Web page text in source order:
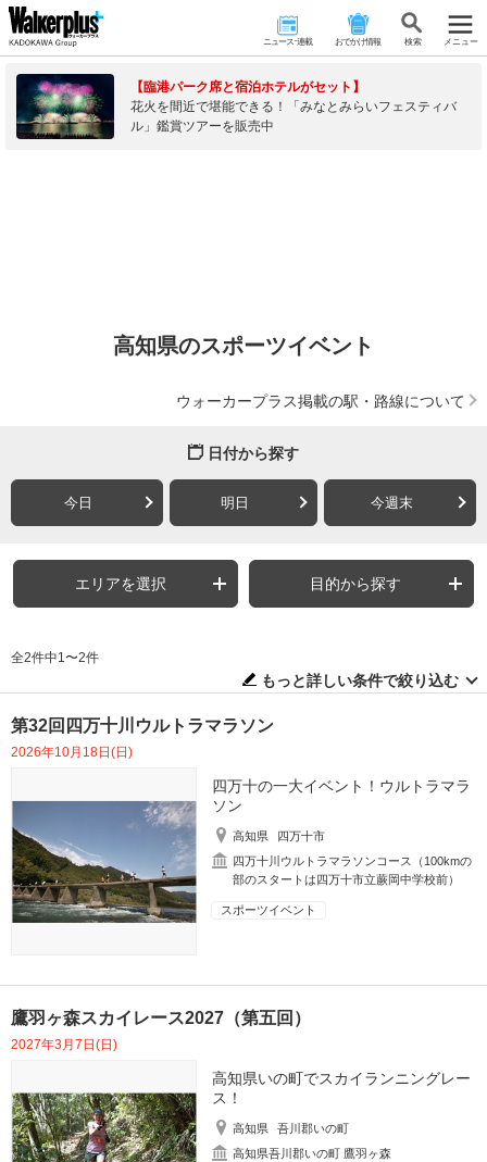
ニュース･連載 おでかけ情報 検 索 メニュー
【臨港パーク席と宿泊ホテルがセット】
花火を間近で堪能できる！「みなとみらいフェスティバ
ル」鑑賞ツアーを販売中
高知県のスポーツイベント
ウォーカープラス掲載の駅・路線について
日付から探す
今日 明日 今週末
エリアを選択 目的から探す
全2件中1〜2件
もっと詳しい条件で絞り込む
第32回四万十川ウルトラマラソン
2026年10月18日(日)
四万十の一大イベント！ウルトラマラ
ソン
高知県
四万十市
四万十川ウルトラマラソンコース（100kmの
部のスタートは四万十市立蕨岡中学校前）
スポーツイベント
鷹羽ヶ森スカイレース2027（第五回）
2027年3月7日(日)
高知県いの町でスカイランニングレー
ス！
高知県
吾川郡いの町
高知県吾川郡いの町 鷹羽ヶ森